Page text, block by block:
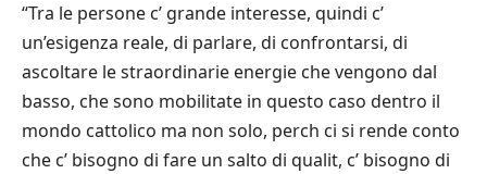
“Tra le persone c’ grande interesse, quindi c’
un’esigenza reale, di parlare, di confrontarsi, di
ascoltare le straordinarie energie che vengono dal
basso, che sono mobilitate in questo caso dentro il
mondo cattolico ma non solo, perch ci si rende conto
che c’ bisogno di fare un salto di qualit, c’ bisogno di